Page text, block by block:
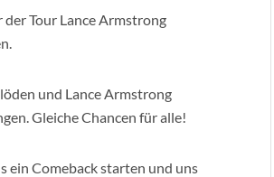
Tour Lance Armstrong
und Lance Armstrong
Gleiche Chancen für alle!
ein Comeback starten und uns